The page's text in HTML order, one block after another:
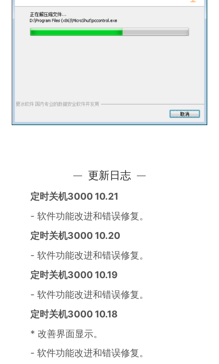
更新日志
定时关机3000 10.21
- 软件功能改进和错误修复。
定时关机3000 10.20
- 软件功能改进和错误修复。
定时关机3000 10.19
- 软件功能改进和错误修复。
定时关机3000 10.18
* 改善界面显示。
- 软件功能改进和错误修复。